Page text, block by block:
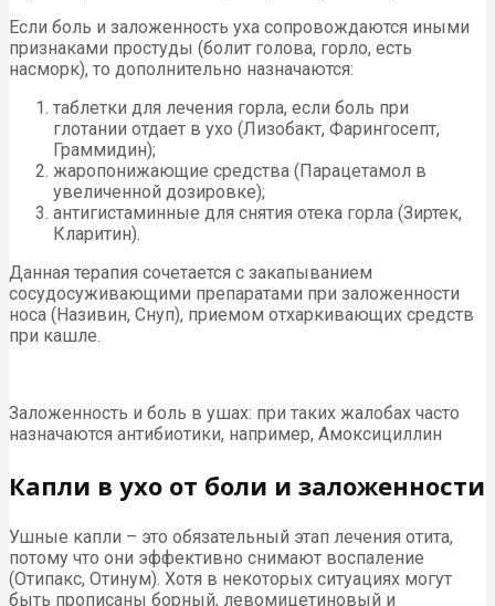
Если боль и заложенность уха сопровождаются иными
признаками простуды (болит голова, горло, есть
насморк), то дополнительно назначаются:
таблетки для лечения горла, если боль при
глотании отдает в ухо (Лизобакт, Фарингосепт,
Граммидин);
жаропонижающие средства (Парацетамол в
увеличенной дозировке);
антигистаминные для снятия отека горла (Зиртек,
Кларитин).
Данная терапия сочетается с закапыванием
сосудосуживающими препаратами при заложенности
носа (Називин, Снуп), приемом отхаркивающих средств
при кашле.
Заложенность и боль в ушах: при таких жалобах часто
назначаются антибиотики, например, Амоксициллин
Капли в ухо от боли и заложенности
Ушные капли – это обязательный этап лечения отита,
потому что они эффективно снимают воспаление
(Отипакс, Отинум). Хотя в некоторых ситуациях могут
быть прописаны борный, левомицетиновый и